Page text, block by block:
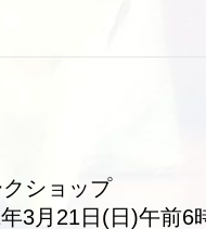
ショップ
3月21日(日)午前6